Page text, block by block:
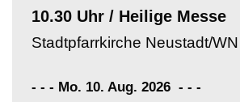
10.30 Uhr / Heilige Messe
Stadtpfarrkirche Neustadt/WN
- - - Mo. 10. Aug. 2026 - - -